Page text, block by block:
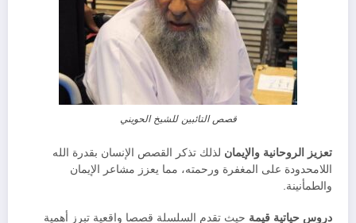
قصص التائبين للشيخ الحويني
تعزيز الروحانية والإيمان لذلك تذكر القصص الإنسان بقدرة الله
اللامحدودة على المغفرة ورحمته، مما يعزز مشاعر الإيمان
والطمأنينة.
دروس حياتية قيمة حيث تقدم السلسلة قصصا واقعية تبرز أهمية